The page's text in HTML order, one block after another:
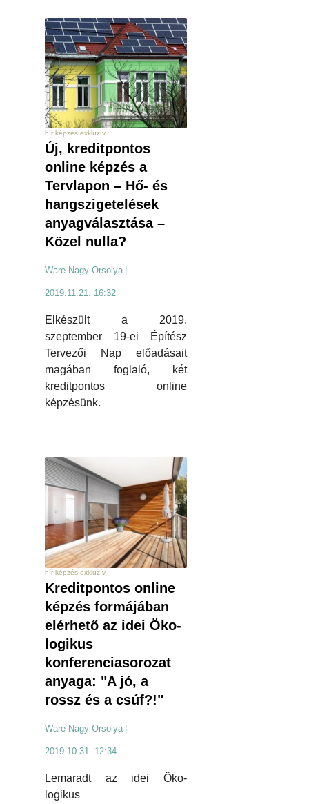
hír képzés exkluzív
Új, kreditpontos
online képzés a
Tervlapon – Hő- és
hangszigetelések
anyagválasztása –
Közel nulla?
Ware-Nagy Orsolya
2019.11.21. 16:32
Elkészült a 2019.
szeptember 19-ei Építész
Tervezői Nap előadásait
magában foglaló, két
kreditpontos online
képzésünk.
hír képzés exkluzív
Kreditpontos online
képzés formájában
elérhető az idei Öko-
logikus
konferenciasorozat
anyaga: "A jó, a
rossz és a csúf?!"
Ware-Nagy Orsolya |
2019.10.31. 12:34
Lemaradt az idei Öko-
logikus